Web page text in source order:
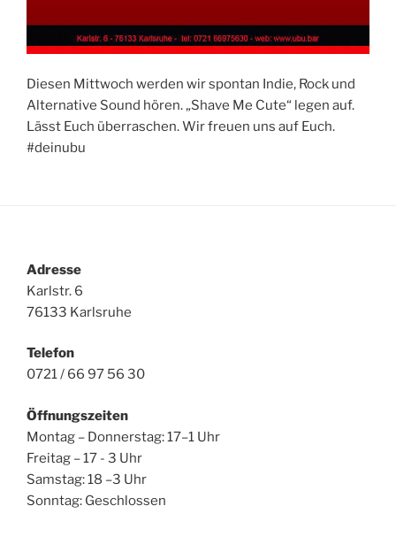
Diesen Mittwoch werden wir spontan Indie, Rock und
Alternative Sound hören. „Shave Me Cute“ legen auf.
Lässt Euch überraschen. Wir freuen uns auf Euch.
#deinubu
Adresse
Karlstr. 6
76133 Karlsruhe
Telefon
0721 / 66 97 56 30
Öffnungszeiten
Montag – Donnerstag: 17–1 Uhr
Freitag – 17 - 3 Uhr
Samstag: 18 –3 Uhr
Sonntag: Geschlossen